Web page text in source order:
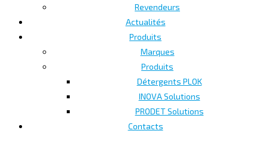
Revendeurs
Actualités
Produits
Marques
Produits
Détergents PLOK
INOVA Solutions
PRODET Solutions
Contacts